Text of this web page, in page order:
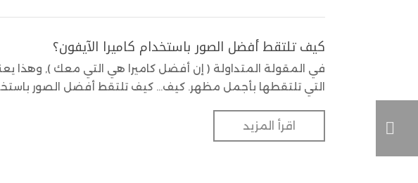
كيف تلتقط أفضل الصور باستخدام كاميرا الآيفون؟
في المقولة المتداولة ( إن أفضل كاميرا هي التي معك ), وهذا
التي تلتقطها بأجمل مظهر. كيف... كيف تلتقط أفضل الصور
اقرأ المزيد